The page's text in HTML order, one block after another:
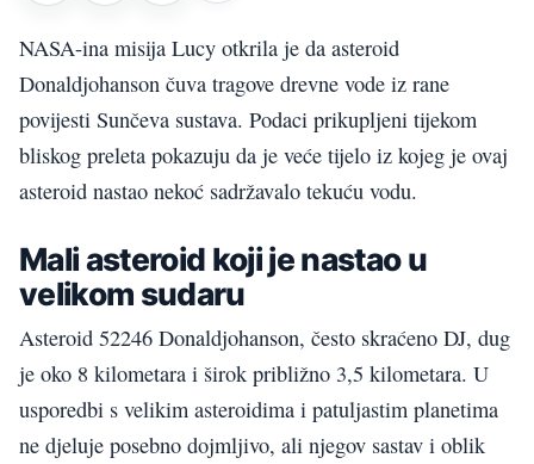
NASA-ina misija Lucy otkrila je da asteroid
Donaldjohanson čuva tragove drevne vode iz rane
povijesti Sunčeva sustava. Podaci prikupljeni tijekom
bliskog preleta pokazuju da je veće tijelo iz kojeg je ovaj
asteroid nastao nekoć sadržavalo tekuću vodu.
Mali asteroid koji je nastao u
velikom sudaru
Asteroid 52246 Donaldjohanson, često skraćeno DJ, dug
je oko 8 kilometara i širok približno 3,5 kilometara. U
usporedbi s velikim asteroidima i patuljastim planetima
ne djeluje posebno dojmljivo, ali njegov sastav i oblik